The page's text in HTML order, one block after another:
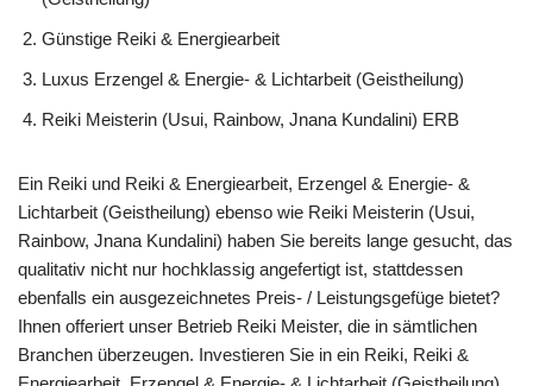
Günstige Reiki & Energiearbeit
Luxus Erzengel & Energie- & Lichtarbeit (Geistheilung)
Reiki Meisterin (Usui, Rainbow, Jnana Kundalini) ERB
Ein Reiki und Reiki & Energiearbeit, Erzengel & Energie- &
Lichtarbeit (Geistheilung) ebenso wie Reiki Meisterin (Usui,
Rainbow, Jnana Kundalini) haben Sie bereits lange gesucht, das
qualitativ nicht nur hochklassig angefertigt ist, stattdessen
ebenfalls ein ausgezeichnetes Preis- / Leistungsgefüge bietet?
Ihnen offeriert unser Betrieb Reiki Meister, die in sämtlichen
Branchen überzeugen. Investieren Sie in ein Reiki, Reiki &